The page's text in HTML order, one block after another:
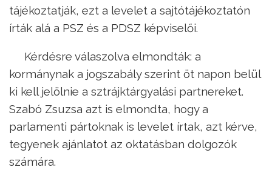
tájékoztatják, ezt a levelet a sajtótájékoztatón
írták alá a PSZ és a PDSZ képviselői.
Kérdésre válaszolva elmondták: a
kormánynak a jogszabály szerint öt napon belül
ki kell jelölnie a sztrájktárgyalási partnereket.
Szabó Zsuzsa azt is elmondta, hogy a
parlamenti pártoknak is levelet írtak, azt kérve,
tegyenek ajánlatot az oktatásban dolgozók
számára.